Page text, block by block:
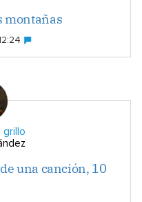
montañas
grillo
una canción, 10